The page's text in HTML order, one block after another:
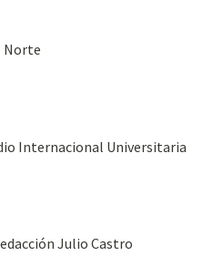
Norte
Internacional Universitaria
Julio Castro